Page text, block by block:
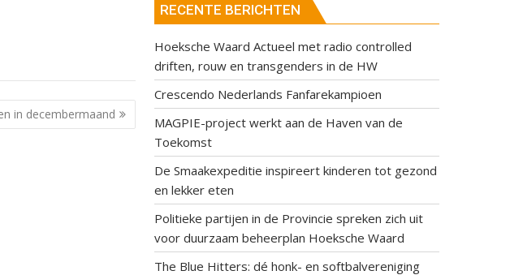
in decembermaand
RECENTE BERICHTEN
Hoeksche Waard Actueel met radio controlled
driften, rouw en transgenders in de HW
Crescendo Nederlands Fanfarekampioen
MAGPIE-project werkt aan de Haven van de
Toekomst
De Smaakexpeditie inspireert kinderen tot gezond
en lekker eten
Politieke partijen in de Provincie spreken zich uit
voor duurzaam beheerplan Hoeksche Waard
The Blue Hitters: dé honk- en softbalvereniging